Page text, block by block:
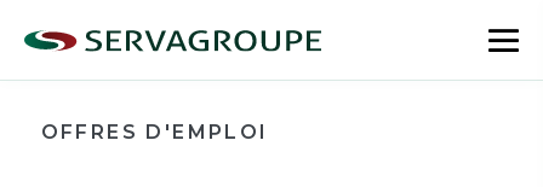
OFFRES D'EMPLOI